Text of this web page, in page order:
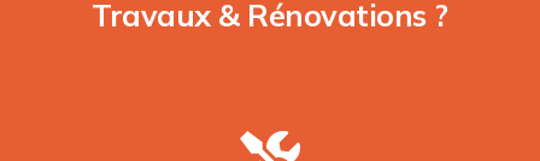
Travaux & Rénovations ?